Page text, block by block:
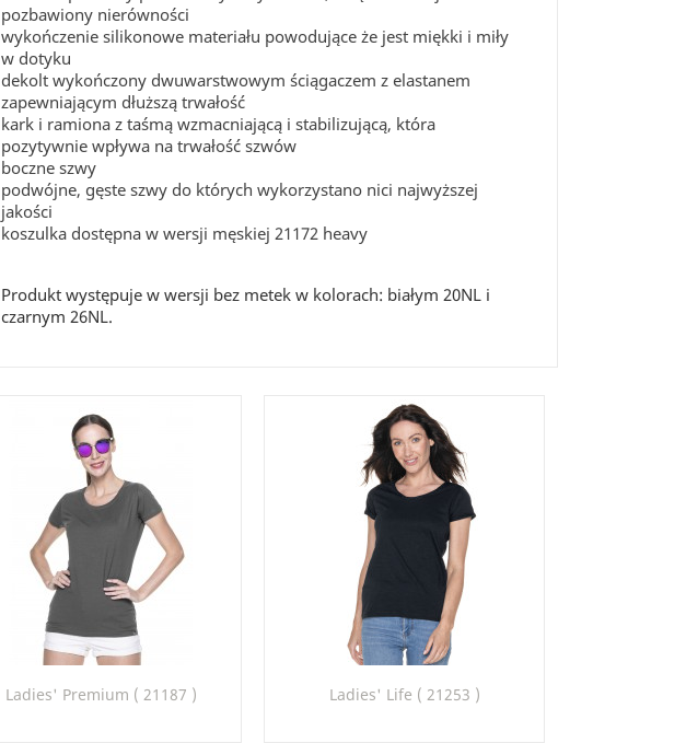
pozbawiony nierówności
wykończenie silikonowe materiału powodujące że jest miękki i miły
w dotyku
dekolt wykończony dwuwarstwowym ściągaczem z elastanem
zapewniającym dłuższą trwałość
kark i ramiona z taśmą wzmacniającą i stabilizującą, która
pozytywnie wpływa na trwałość szwów
boczne szwy
podwójne, gęste szwy do których wykorzystano nici najwyższej
jakości
koszulka dostępna w wersji męskiej 21172 heavy
Produkt występuje w wersji bez metek w kolorach: białym 20NL i
czarnym 26NL.
Ladies' Premium ( 21187 )

Szybki podgląd
Ladies' Life ( 21253 )

Szybki podgląd